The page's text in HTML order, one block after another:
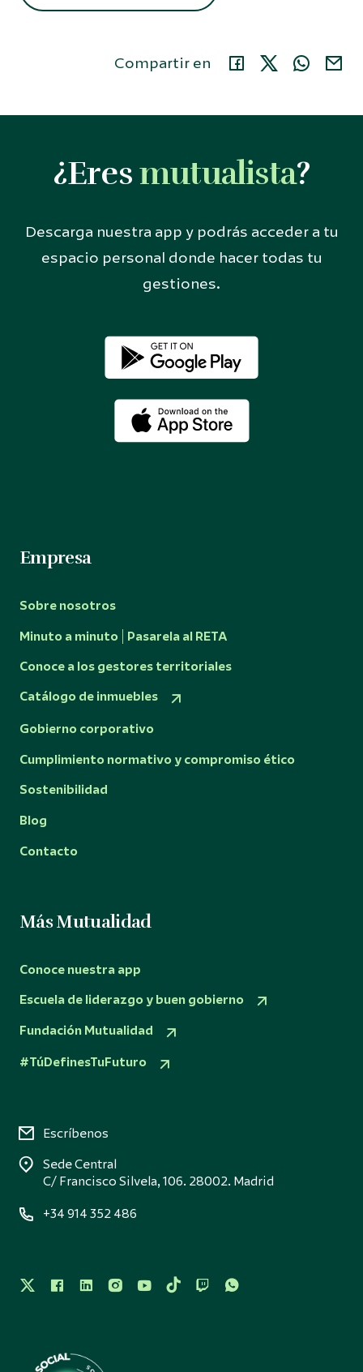
Compartir en
¿Eresmutualista?
Descarga nuestra app y podrás acceder a tu
espacio personal donde hacer todas tu
gestiones.
Empresa
Sobre nosotros
Minuto a minuto | Pasarela al RETA
Conoce a los gestores territoriales
Catálogo de inmuebles
Gobierno corporativo
Cumplimiento normativo y compromiso ético
Sostenibilidad
Blog
Contacto
Más Mutualidad
Conoce nuestra app
Escuela de liderazgo y buen gobierno
Fundación Mutualidad
#TúDefinesTuFuturo
Escríbenos
Sede Central
C/ Francisco Silvela, 106. 28002. Madrid
+34 914 352 486